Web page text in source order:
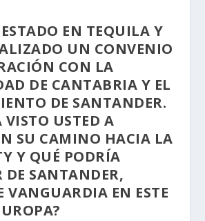
EN TEQUILA Y
UN CONVENIO
CON LA
DE CANTABRIA Y EL
DE SANTANDER.
VISTO USTED A
SU CAMINO HACIA LA
Y QUÉ PODRÍA
DE SANTANDER,
VANGUARDIA EN ESTE